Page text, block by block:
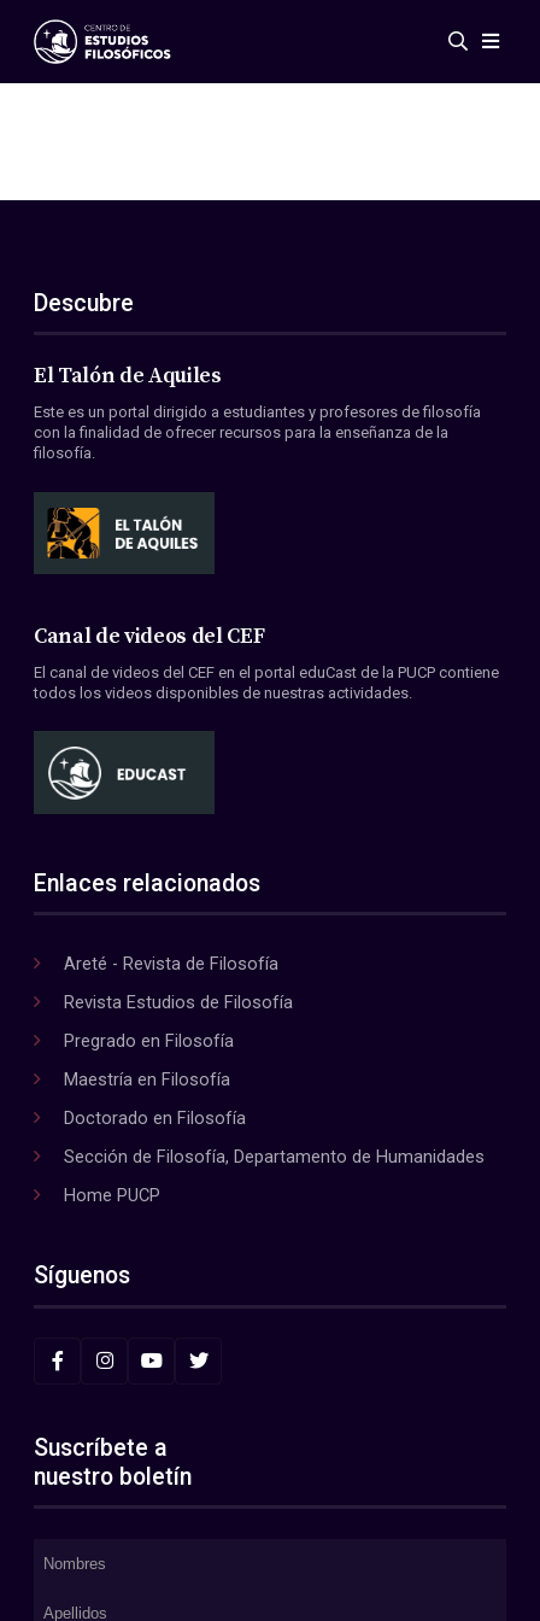
Eventos
ES
EN
Acerca de nosotros
Miembros
Convenios
Descubre
El Talón de Aquiles
Este es un portal dirigido a estudiantes y profesores de filosofía
con la finalidad de ofrecer recursos para la enseñanza de la
filosofía.
Canal de videos del CEF
El canal de videos del CEF en el portal eduCast de la PUCP contiene
todos los videos disponibles de nuestras actividades.
Enlaces relacionados
Areté - Revista de Filosofía
Revista Estudios de Filosofía
Pregrado en Filosofía
Maestría en Filosofía
Doctorado en Filosofía
Sección de Filosofía, Departamento de Humanidades
Home PUCP
Síguenos
Suscríbete a
nuestro boletín